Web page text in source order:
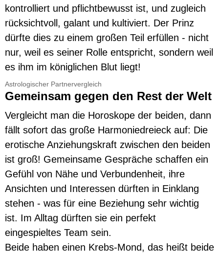
kontrolliert und pflichtbewusst ist, und zugleich
rücksichtvoll, galant und kultiviert. Der Prinz
dürfte dies zu einem großen Teil erfüllen - nicht
nur, weil es seiner Rolle entspricht, sondern weil
es ihm im königlichen Blut liegt!
Astrologischer Partnervergleich
Gemeinsam gegen den Rest der Welt
Vergleicht man die Horoskope der beiden, dann
fällt sofort das große Harmoniedreieck auf: Die
erotische Anziehungskraft zwischen den beiden
ist groß! Gemeinsame Gespräche schaffen ein
Gefühl von Nähe und Verbundenheit, ihre
Ansichten und Interessen dürften in Einklang
stehen - was für eine Beziehung sehr wichtig
ist. Im Alltag dürften sie ein perfekt
eingespieltes Team sein.
Beide haben einen Krebs-Mond, das heißt beide